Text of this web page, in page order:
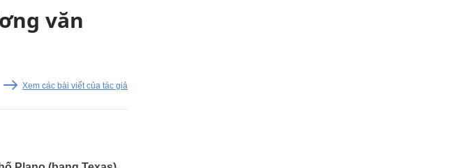
văn
Xem các bài viết của tác giả